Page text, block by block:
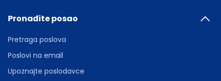
Pronađite posao
Pretraga poslova
Poslovi na email
Upoznajte poslodavce